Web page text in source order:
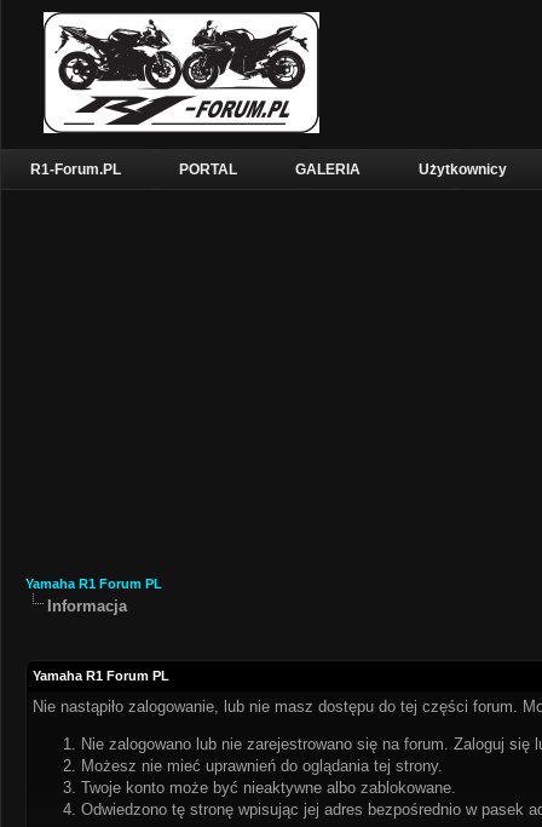
R1-Forum.PL PORTAL GALERIA Użytkownicy
Yamaha R1 Forum PL
Informacja
Yamaha R1 Forum PL
Nie nastąpiło zalogowanie, lub nie masz dostępu do tej części forum.
Nie zalogowano lub nie zarejestrowano się na forum. Zaloguj się
Możesz nie mieć uprawnień do oglądania tej strony.
Twoje konto może być nieaktywne albo zablokowane.
Odwiedzono tę stronę wpisując jej adres bezpośrednio w pasek